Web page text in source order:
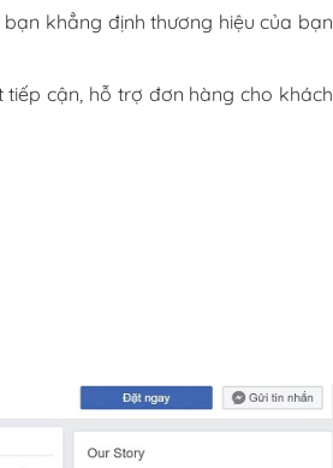
khẳng định thương hiệu của bạn
cận, hỗ trợ đơn hàng cho khách